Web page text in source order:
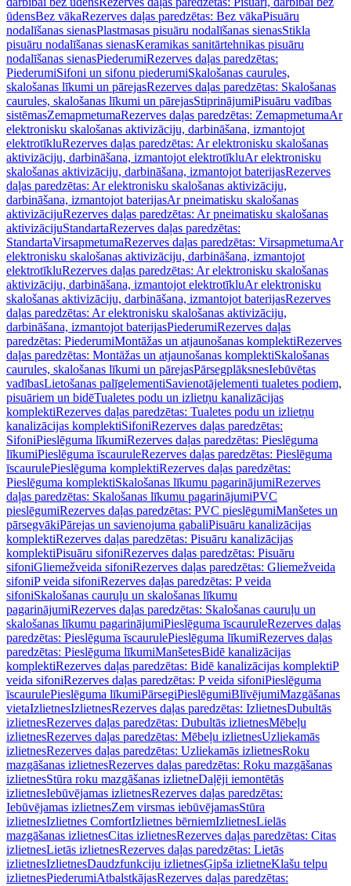
ūdensBez vākaRezerves daļas paredzētas: Bez vākaPisuāru
nodalīšanas sienasPlastmasas pisuāru nodalīšanas sienasStikla
pisuāru nodalīšanas sienasKeramikas sanitārtehnikas pisuāru
nodalīšanas sienasPiederumiRezerves daļas paredzētas:
PiederumiSifoni un sifonu piederumiSkalošanas caurules,
skalošanas līkumi un pārejasRezerves daļas paredzētas: Skalošanas
caurules, skalošanas līkumi un pārejasStiprinājumiPisuāru vadības
sistēmasZemapmetumaRezerves daļas paredzētas: ZemapmetumaAr
elektronisku skalošanas aktivizāciju, darbināšana, izmantojot
elektrotīkluRezerves daļas paredzētas: Ar elektronisku skalošanas
aktivizāciju, darbināšana, izmantojot elektrotīkluAr elektronisku
skalošanas aktivizāciju, darbināšana, izmantojot baterijasRezerves
daļas paredzētas: Ar elektronisku skalošanas aktivizāciju,
darbināšana, izmantojot baterijasAr pneimatisku skalošanas
aktivizācijuRezerves daļas paredzētas: Ar pneimatisku skalošanas
aktivizācijuStandartaRezerves daļas paredzētas:
StandartaVirsapmetumaRezerves daļas paredzētas: VirsapmetumaAr
elektronisku skalošanas aktivizāciju, darbināšana, izmantojot
elektrotīkluRezerves daļas paredzētas: Ar elektronisku skalošanas
aktivizāciju, darbināšana, izmantojot elektrotīkluAr elektronisku
skalošanas aktivizāciju, darbināšana, izmantojot baterijasRezerves
daļas paredzētas: Ar elektronisku skalošanas aktivizāciju,
darbināšana, izmantojot baterijasPiederumiRezerves daļas
paredzētas: PiederumiMontāžas un atjaunošanas komplektiRezerves
daļas paredzētas: Montāžas un atjaunošanas komplektiSkalošanas
caurules, skalošanas līkumi un pārejasPārsegplāksnesIebūvētas
vadībasLietošanas palīgelementiSavienotājelementi tualetes podiem,
pisuāriem un bidēTualetes podu un izlietņu kanalizācijas
komplektiRezerves daļas paredzētas: Tualetes podu un izlietņu
kanalizācijas komplektiSifoniRezerves daļas paredzētas:
SifoniPieslēguma līkumiRezerves daļas paredzētas: Pieslēguma
līkumiPieslēguma īscauruleRezerves daļas paredzētas: Pieslēguma
īscaurulePieslēguma komplektiRezerves daļas paredzētas:
Pieslēguma komplektiSkalošanas līkumu pagarinājumiRezerves
daļas paredzētas: Skalošanas līkumu pagarinājumiPVC
pieslēgumiRezerves daļas paredzētas: PVC pieslēgumiManšetes un
pārsegvākiPārejas un savienojuma gabaliPisuāru kanalizācijas
komplektiRezerves daļas paredzētas: Pisuāru kanalizācijas
komplektiPisuāru sifoniRezerves daļas paredzētas: Pisuāru
sifoniGliemežveida sifoniRezerves daļas paredzētas: Gliemežveida
sifoniP veida sifoniRezerves daļas paredzētas: P veida
sifoniSkalošanas cauruļu un skalošanas līkumu
pagarinājumiRezerves daļas paredzētas: Skalošanas cauruļu un
skalošanas līkumu pagarinājumiPieslēguma īscauruleRezerves daļas
paredzētas: Pieslēguma īscaurulePieslēguma līkumiRezerves daļas
paredzētas: Pieslēguma līkumiManšetesBidē kanalizācijas
komplektiRezerves daļas paredzētas: Bidē kanalizācijas komplektiP
veida sifoniRezerves daļas paredzētas: P veida sifoniPieslēguma
īscaurulePieslēguma līkumiPārsegiPieslēgumiBlīvējumiMazgāšanas
vietaIzlietnesIzlietnesRezerves daļas paredzētas: IzlietnesDubultās
izlietnesRezerves daļas paredzētas: Dubultās izlietnesMēbeļu
izlietnesRezerves daļas paredzētas: Mēbeļu izlietnesUzliekamās
izlietnesRezerves daļas paredzētas: Uzliekamās izlietnesRoku
mazgāšanas izlietnesRezerves daļas paredzētas: Roku mazgāšanas
izlietnesStūra roku mazgāšanas izlietneDaļēji iemontētās
izlietnesIebūvējamas izlietnesRezerves daļas paredzētas:
Iebūvējamas izlietnesZem virsmas iebūvējamasStūra
izlietnesIzlietnes ComfortIzlietnes bērniemIzlietnesLielās
mazgāšanas izlietnesCitas izlietnesRezerves daļas paredzētas: Citas
izlietnesLietās izlietnesRezerves daļas paredzētas: Lietās
izlietnesIzlietnesDaudzfunkciju izlietnesĢipša izlietneKlašu telpu
izlietnesPiederumiAtbalstkājasRezerves daļas paredzētas: